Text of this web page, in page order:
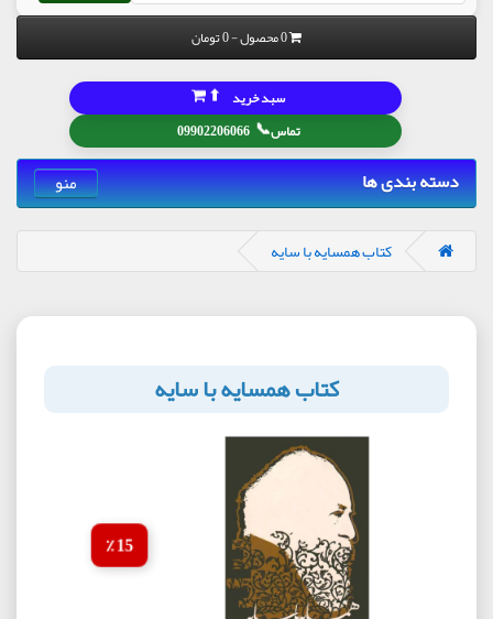
0 محصول - 0 تومان
تماس📞
09902206066
سبد خرید ⬆
دسته بندی ها منو
کتاب همسایه با سایه
کتاب همسایه با سایه
15 ٪